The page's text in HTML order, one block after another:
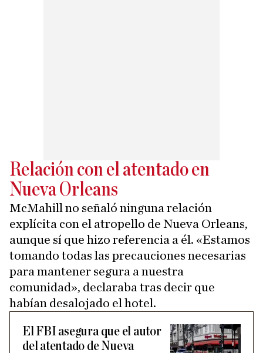
Relación con el atentado en
Nueva Orleans
McMahill no señaló ninguna relación
explícita con el atropello de Nueva Orleans,
aunque sí que hizo referencia a él. «Estamos
tomando todas las precauciones necesarias
para mantener segura a nuestra
comunidad», declaraba tras decir que
habían desalojado el hotel.
El FBI asegura que el autor
del atentado de Nueva